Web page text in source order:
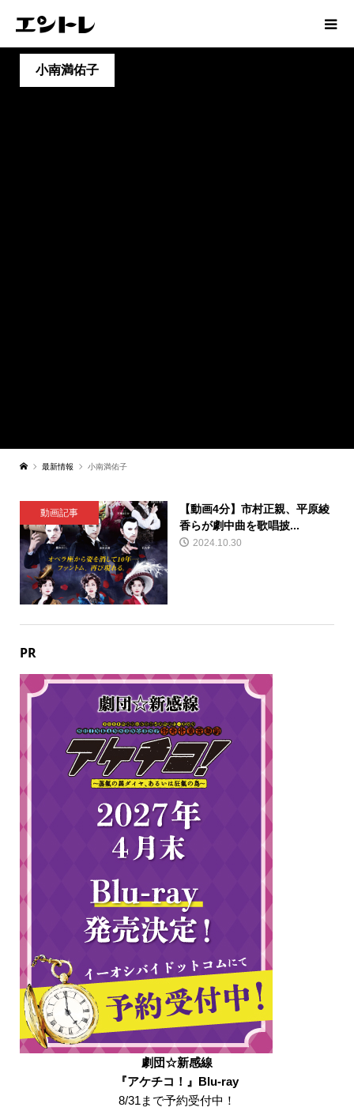
小南満佑子
最新情報 小南満佑子
動画記事
【動画4分】市村正親、平原綾
香らが劇中曲を歌唱披...
2024.10.30
PR
劇団☆新感線
『アケチコ！』Blu-ray
8/31まで予約受付中！